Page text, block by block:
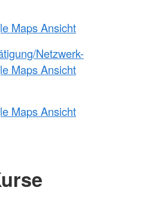
Maps Ansicht
Netzwerk-
Maps Ansicht
Maps Ansicht